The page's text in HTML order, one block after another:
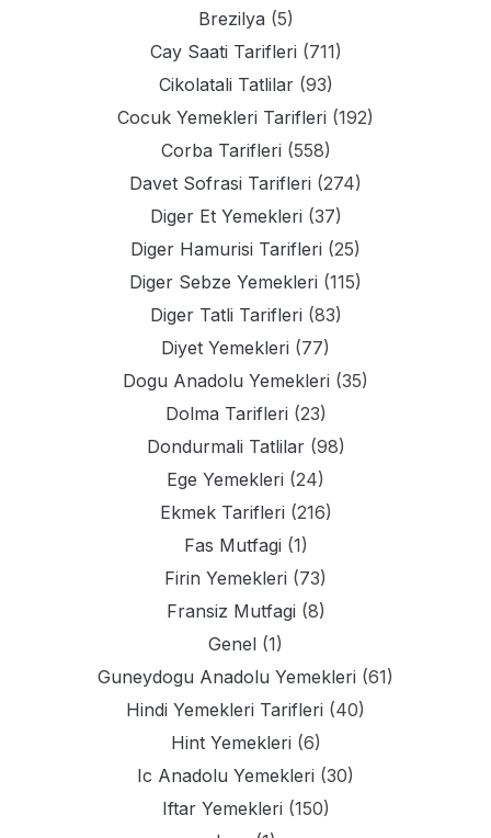
Brezilya (5)
Cay Saati Tarifleri (711)
Cikolatali Tatlilar(93)
Cocuk Yemekleri Tarifleri (192)
Corba Tarifleri (558)
Davet Sofrasi Tarifleri (274)
Diger Et Yemekleri (37)
Diger Hamurisi Tarifleri (25)
Diger Sebze Yemekleri (115)
Diger Tatli Tarifleri (83)
Diyet Yemekleri (77)
Dogu Anadolu Yemekleri (35)
Dolma Tarifleri (23)
Dondurmali Tatlilar(98)
Ege Yemekleri (24)
Ekmek Tarifleri (216)
Fas Mutfagi (1)
Firin Yemekleri (73)
Fransiz Mutfagi (8)
Genel (1)
Guneydogu Anadolu Yemekleri (61)
Hindi Yemekleri Tarifleri (40)
Hint Yemekleri (6)
Ic Anadolu Yemekleri (30)
Iftar Yemekleri (150)